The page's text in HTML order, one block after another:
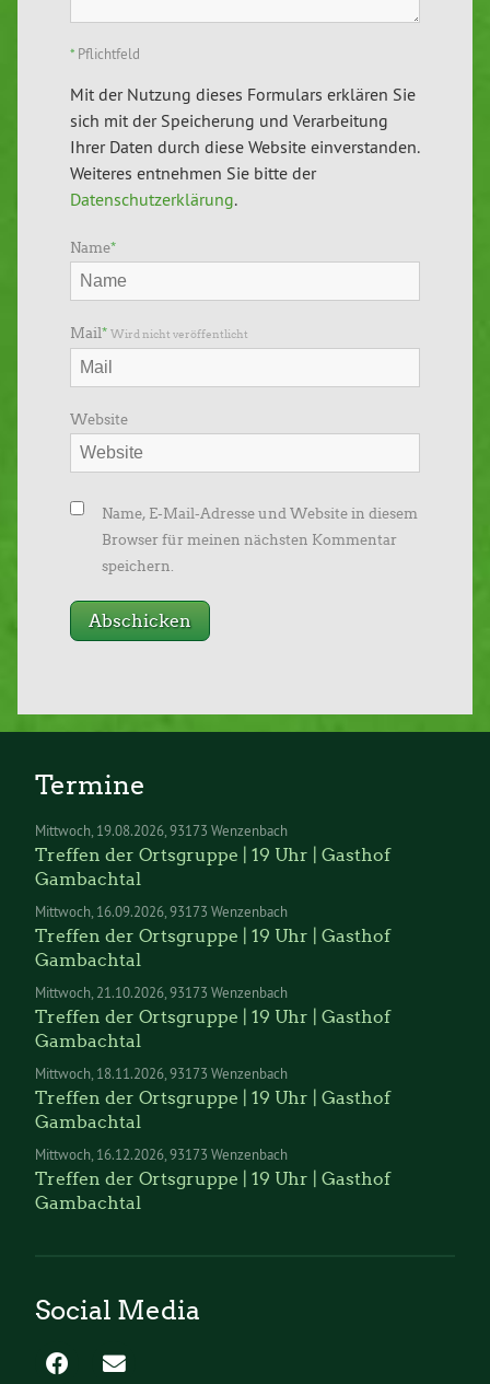
* Pflichtfeld
Mit der Nutzung dieses Formulars erklären Sie
sich mit der Speicherung und Verarbeitung
Ihrer Daten durch diese Website einverstanden.
Weiteres entnehmen Sie bitte der
Datenschutzerklärung.
Name*
Mail* Wird nicht veröffentlicht
Website
Name, E-Mail-Adresse und Website in diesem
Browser für meinen nächsten Kommentar
speichern.
Termine
Mittwoch 19.08.2026 93173 Wenzenbach
Treffen der Ortsgruppe | 19 Uhr | Gasthof
Gambachtal
Mittwoch 16.09.2026 93173 Wenzenbach
Treffen der Ortsgruppe | 19 Uhr | Gasthof
Gambachtal
Mittwoch 21.10.2026 93173 Wenzenbach
Treffen der Ortsgruppe | 19 Uhr | Gasthof
Gambachtal
Mittwoch 18.11.2026 93173 Wenzenbach
Treffen der Ortsgruppe | 19 Uhr | Gasthof
Gambachtal
Mittwoch 16.12.2026 93173 Wenzenbach
Treffen der Ortsgruppe | 19 Uhr | Gasthof
Gambachtal
Social Media